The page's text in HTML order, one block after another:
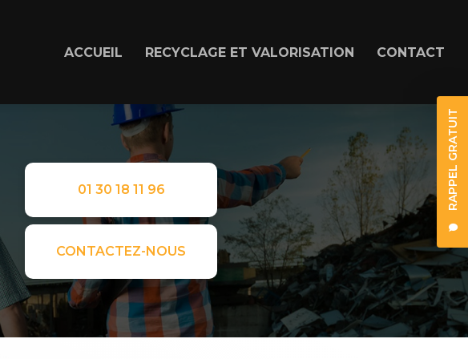
RAPPEL GRATUIT
ACCUEIL RECYCLAGE ET VALORISATION CONTACT
01 30 18 11 96
CONTACTEZ-NOUS